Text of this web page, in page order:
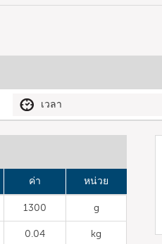
เวลา
ค่า หน่วย
1300 g
0.04 kg